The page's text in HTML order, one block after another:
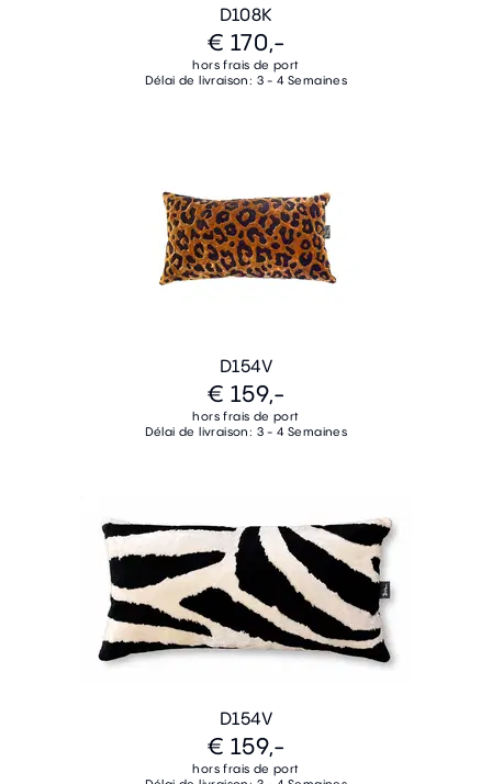
D108K
€ 170,-
hors frais de port
Délai de livraison: 3 - 4 Semaines
D154V
€ 159,-
hors frais de port
Délai de livraison: 3 - 4 Semaines
D154V
€ 159,-
hors frais de port